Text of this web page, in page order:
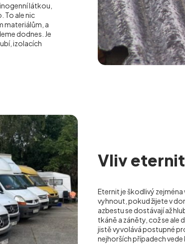
látkou,
To ale nic
materiálům, a
dodnes. Je
izolacích
Vliv
Eternit je škodlivý zejména
vyhnout, pokud žijete v
azbestu se dostávají až
tkáně a záněty, což se ale
jistě vyvolává postupné
nejhorších případech vede